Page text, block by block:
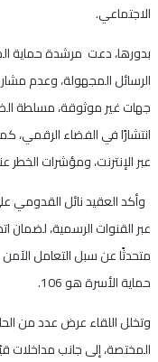
الاجتماعي.
بدورها، دعت مرشدة حماية
الرسائل المجهولة، وعدم
جهات غير موثوقة، مسلطة
انتشارًا في الفضاء الرقمي،
عبر الإنترنت، ومؤشرات
وأكد العقيد نائل القدومي
عبر القنوات الرسمية، لضمان
متحدثًا عن سبل التعامل
حماية الأسرة هو 106.
وتخلل اللقاء عرض عدد من
المختصة، إلى جانب مداخلات